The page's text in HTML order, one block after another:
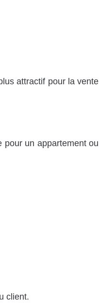
attractif pour la vente
pour un appartement ou
client.